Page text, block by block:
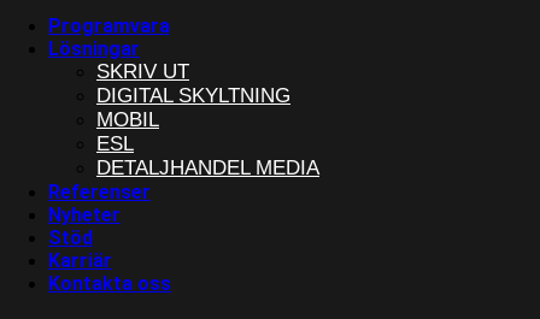
Programvara
Lösningar
SKRIV UT
DIGITAL SKYLTNING
MOBIL
ESL
DETALJHANDEL MEDIA
Referenser
Nyheter
Stöd
Karriär
Kontakta oss